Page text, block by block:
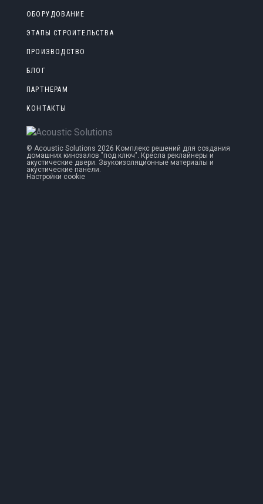
© Acoustic Solutions 2026 Комплекс решений для создания
домашних кинозалов "под ключ". Кресла реклайнеры и
акустические двери. Звукоизоляционные материалы и
акустические панели.
Настройки cookie
ОБОРУДОВАНИЕ
ЭТАПЫ СТРОИТЕЛЬСТВА
ПРОИЗВОДСТВО
БЛОГ
ПАРТНЕРАМ
КОНТАКТЫ